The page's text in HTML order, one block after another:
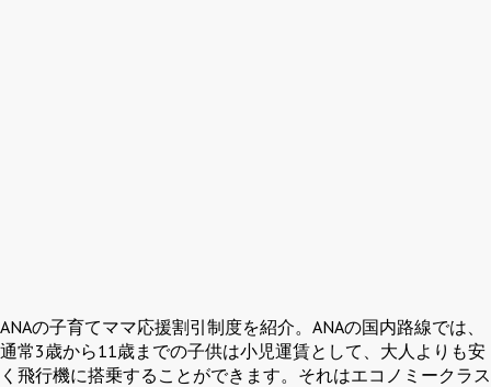
ANAの子育てママ応援割引制度を紹介。ANAの国内路線では、
通常3歳から11歳までの子供は小児運賃として、大人よりも安
く飛行機に搭乗することができます。それはエコノミークラス